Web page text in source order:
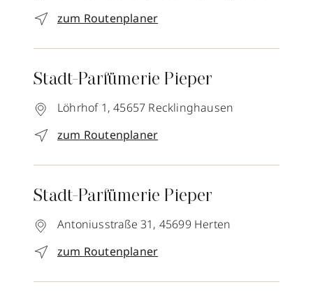
zum Routenplaner
Stadt-Parfümerie Pieper
Löhrhof 1, 45657 Recklinghausen
zum Routenplaner
Stadt-Parfümerie Pieper
Antoniusstraße 31, 45699 Herten
zum Routenplaner